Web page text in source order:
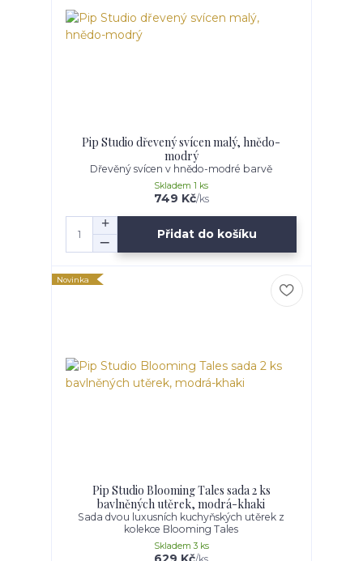
Pip Studio dřevený svícen malý, hnědo-
modrý
Dřevěný svícen v hnědo-modré barvě
749 Kč/ks
Skladem 1 ks
Přidat do košíku
Novinka
Pip Studio Blooming Tales sada 2 ks
bavlněných utěrek, modrá-khaki
Sada dvou luxusních kuchyňských utěrek z
kolekce Blooming Tales
Skladem 3 ks